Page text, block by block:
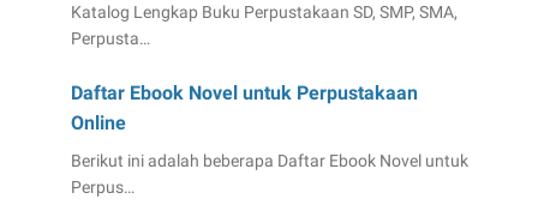
Katalog Lengkap Buku Perpustakaan SD, SMP, SMA,
Perpusta…
Daftar Ebook Novel untuk Perpustakaan
Online
Berikut ini adalah beberapa Daftar Ebook Novel untuk
Perpus…